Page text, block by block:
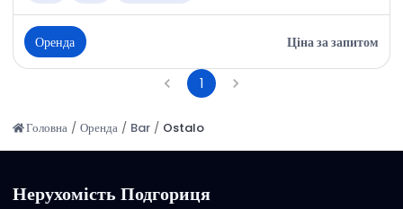
Оренда Ціна за запитом
1
Головна / Оренда / Bar / Ostalo
Нерухомість Подгориця